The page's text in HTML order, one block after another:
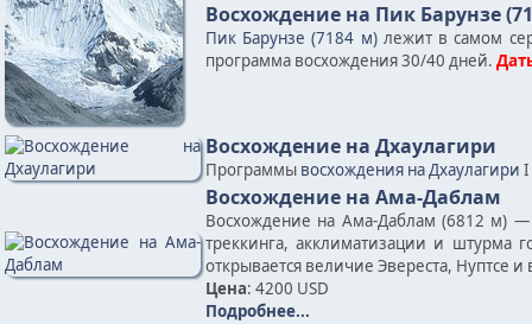
Восхождение на Пик Барунзе
Пик Барунзе (7184 м)лежит в самом
программа восхождения 30/40 дней.
Восхождение на Дхаулагири
Программы восхождения на Дхаулагири I
Восхождение на Ама-Даблам
Восхождение на Ама-Даблам (6812 м)
треккинга, акклиматизации и штурма
открывается величие Эвереста, Нуптсе и
Цена: 4200 USD
Подробнее...